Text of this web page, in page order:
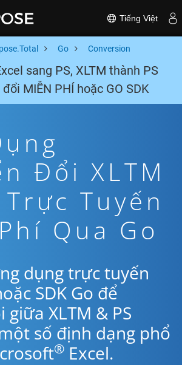
Tiếng Việt
Go Conversion
sang PS, XLTM thành PS
MIỄN PHÍ hoặc GO SDK
Đổi XLTM
Trực Tuyến
Qua Go
dụng trực tuyến
SDK Go để
giữa XLTM & PS
số định dạng phổ
® Excel.